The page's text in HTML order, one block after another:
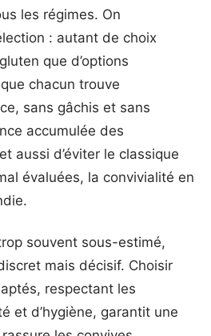
les régimes. On
: autant de choix
que d’options
chacun trouve
sans gâchis et sans
accumulée des
aussi d’éviter le classique
évaluées, la convivialité en
souvent sous-estimé,
mais décisif. Choisir
respectant les
et d’hygiène, garantit une